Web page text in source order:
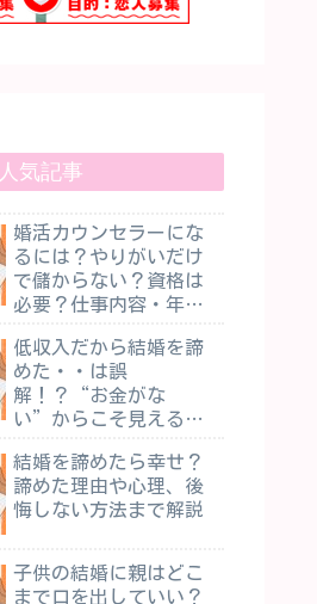
人気記事
婚活カウンセラーにな
るには？やりがいだけ
で儲からない？資格は
必要？仕事内容・年収
低収入だから結婚を諦
めた・・は誤
解！？“お金がな
い”からこそ見える、
結婚を諦めたら幸せ？
諦めた理由や心理、後
悔しない方法まで解説
子供の結婚に親はどこ
まで口を出していい？